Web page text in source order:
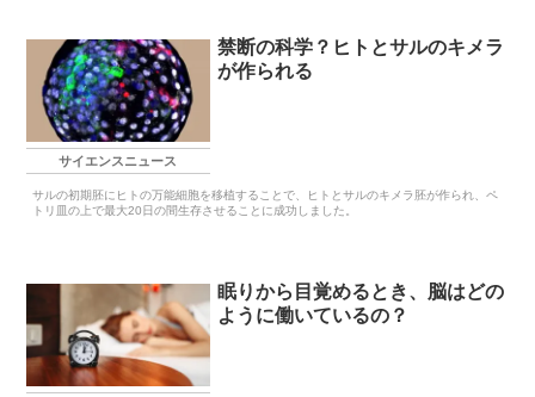
サイエンスニュース
禁断の科学？ヒトとサルのキメラ
が作られる
サルの初期胚にヒトの万能細胞を移植することで、ヒトとサルのキメラ胚が作られ、ペ
トリ皿の上で最大20日の間生存させることに成功しました。
眠りから目覚めるとき、脳はどの
ように働いているの？